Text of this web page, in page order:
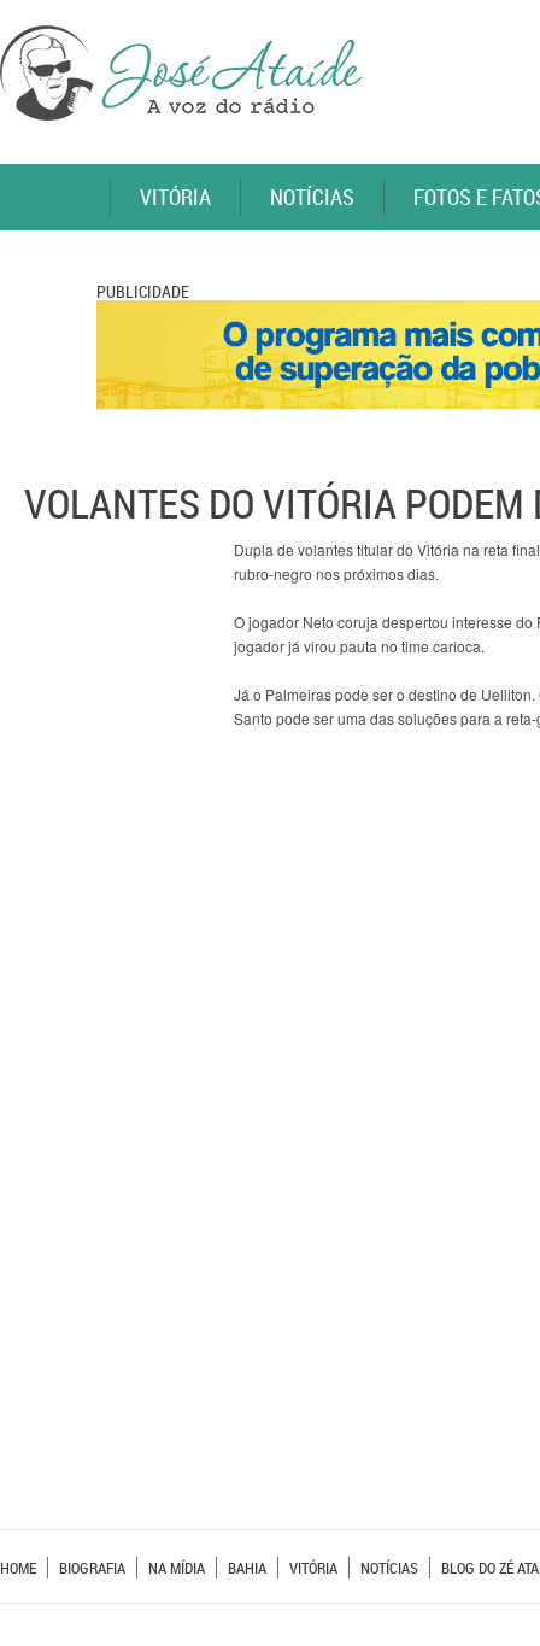
VITÓRIA NOTÍCIAS FOTOS E
PUBLICIDADE
VOLANTES DO VITÓRIA PODEM
Dupla de volantes titular do Vitória na reta
rubro-negro nos próximos dias.
O jogador Neto coruja despertou interesse
jogador já virou pauta no time carioca.
Já o Palmeiras pode ser o destino de
Santo pode ser uma das soluções para a
HOME BIOGRAFIA NA MÍDIA BAHIA VITÓRIA NOTÍCIAS BLOG DO ZÉ